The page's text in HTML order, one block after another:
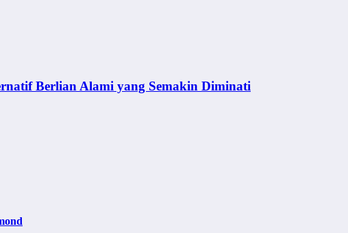
Berlian Alami yang Semakin Diminati